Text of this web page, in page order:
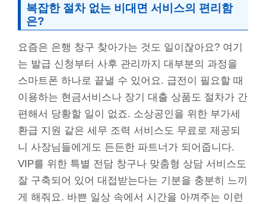
복잡한 절차 없는 비대면 서비스의 편리함
은?
요즘은 은행 창구 찾아가는 것도 일이잖아요? 여기
는 발급 신청부터 사후 관리까지 대부분의 과정을
스마트폰 하나로 끝낼 수 있어요. 급전이 필요할 때
이용하는 현금서비스나 장기 대출 상품도 절차가 간
편해서 당황할 일이 없죠. 소상공인을 위한 부가세
환급 지원 같은 세무 조력 서비스도 무료로 제공되
니 사장님들에게도 든든한 파트너가 되어줍니다.
VIP를 위한 특별 전담 창구나 맞춤형 상담 서비스도
잘 구축되어 있어 대접받는다는 기분을 충분히 느끼
게 해줘요. 바쁜 일상 속에서 시간을 아껴주는 이런